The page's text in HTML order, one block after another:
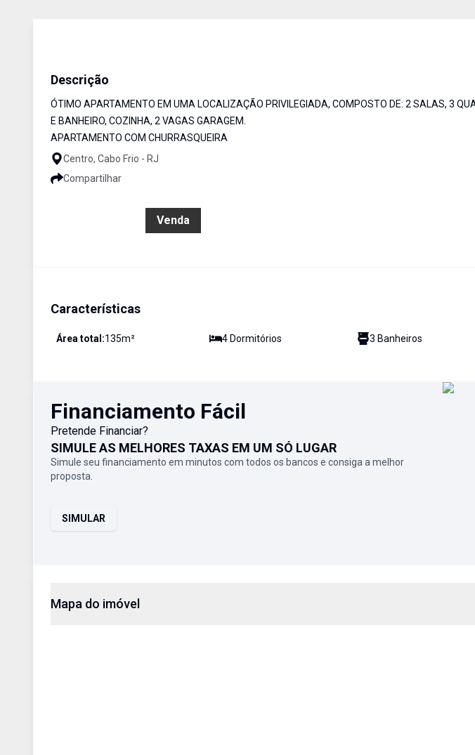
Descrição
ÓTIMO APARTAMENTO EM UMA LOCALIZAÇÃO PRIVILEGIADA, COMPOSTO DE: 2 SALAS, 3
E BANHEIRO, COZINHA, 2 VAGAS GARAGEM.
APARTAMENTO COM CHURRASQUEIRA
Centro, Cabo Frio - RJ
Compartilhar
Venda
Características
Área total:135m² 4 Dormitórios 3 Banheiros
Financiamento Fácil
Pretende Financiar?
SIMULE AS MELHORES TAXAS EM UM SÓ LUGAR
Simule seu financiamento em minutos com todos os bancos e consiga a melhor
proposta.
SIMULAR
Mapa do imóvel